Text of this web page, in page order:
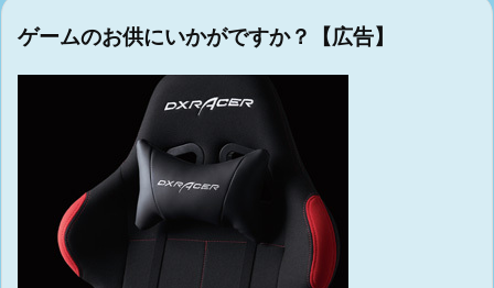
ゲームのお供にいかがですか？【広告】